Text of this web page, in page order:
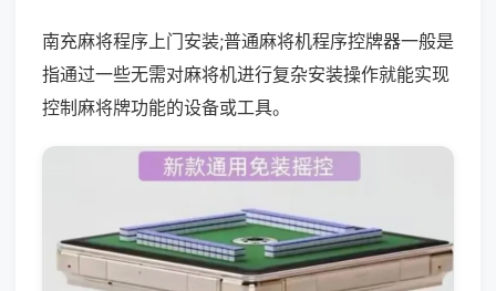
南充麻将程序上门安装;普通麻将机程序控牌器一般是
指通过一些无需对麻将机进行复杂安装操作就能实现
控制麻将牌功能的设备或工具。